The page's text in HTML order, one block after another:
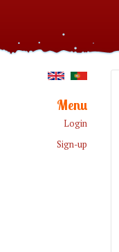
Menu
Login
Sign-up